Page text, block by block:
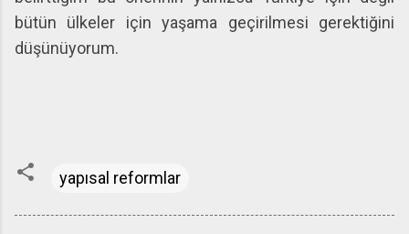
bütün ülkeler için yaşama geçirilmesi gerektiğini
düşünüyorum.
yapısal reformlar